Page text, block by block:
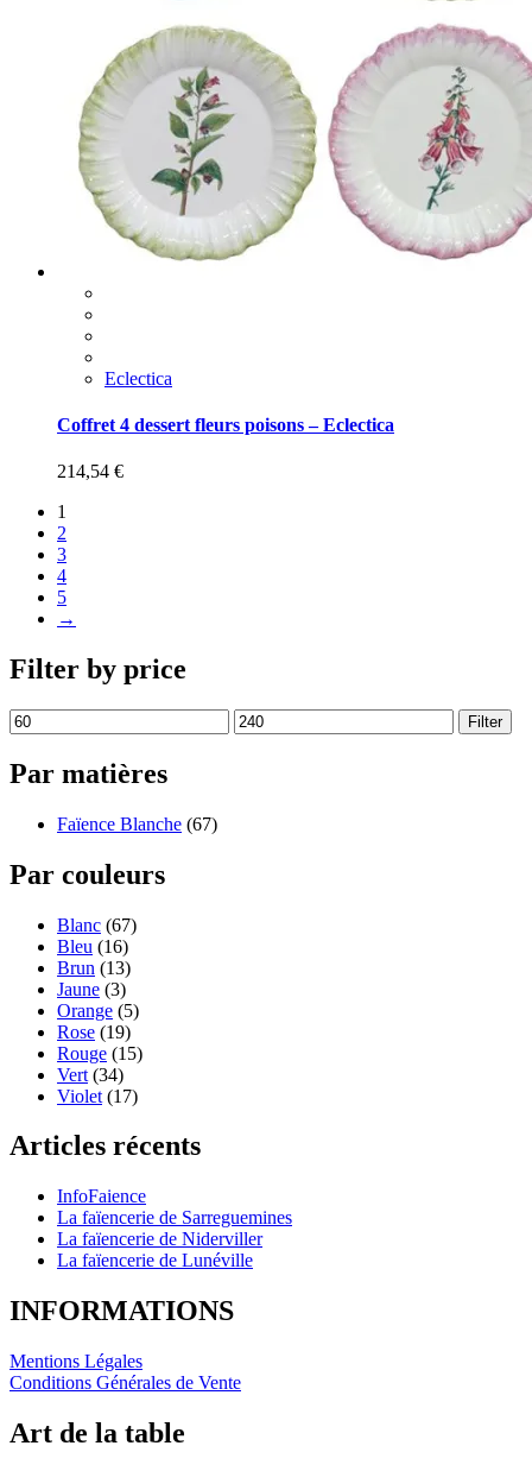
Eclectica
Coffret 4 dessert fleurs poisons – Eclectica
214,54 €
1
2
3
4
5
→
Filter by price
Filter
Par matières
Faïence Blanche (67)
Par couleurs
Blanc (67)
Bleu (16)
Brun (13)
Jaune (3)
Orange (5)
Rose (19)
Rouge (15)
Vert (34)
Violet (17)
Articles récents
InfoFaience
La faïencerie de Sarreguemines
La faïencerie de Niderviller
La faïencerie de Lunéville
INFORMATIONS
Mentions Légales
Conditions Générales de Vente
Art de la table